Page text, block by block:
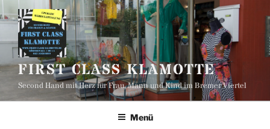
Zum
Inhalt
springen
FIRST CLASS KLAMOTTE
Second Hand mit Herz für Frau, Mann und Kind im Bremer Viertel
Menü